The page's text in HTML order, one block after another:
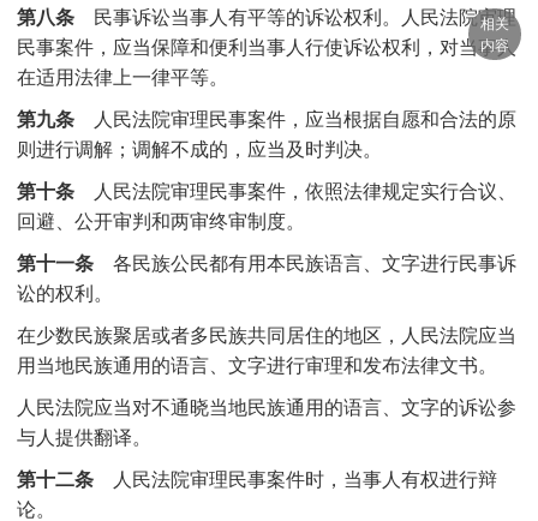
第八条 民事诉讼当事人有平等的诉讼权利。人民法院审理
民事案件，应当保障和便利当事人行使诉讼权利，对当事人
在适用法律上一律平等。
第九条 人民法院审理民事案件，应当根据自愿和合法的原
则进行调解；调解不成的，应当及时判决。
第十条 人民法院审理民事案件，依照法律规定实行合议、
回避、公开审判和两审终审制度。
第十一条各民族公民都有用本民族语言、文字进行民事诉
讼的权利。
在少数民族聚居或者多民族共同居住的地区，人民法院应当
用当地民族通用的语言、文字进行审理和发布法律文书。
人民法院应当对不通晓当地民族通用的语言、文字的诉讼参
与人提供翻译。
第十二条 人民法院审理民事案件时，当事人有权进行辩
论。
相关
内容